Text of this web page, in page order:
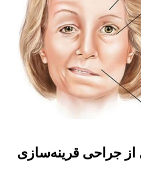
از جراحی قرینه‌سازی